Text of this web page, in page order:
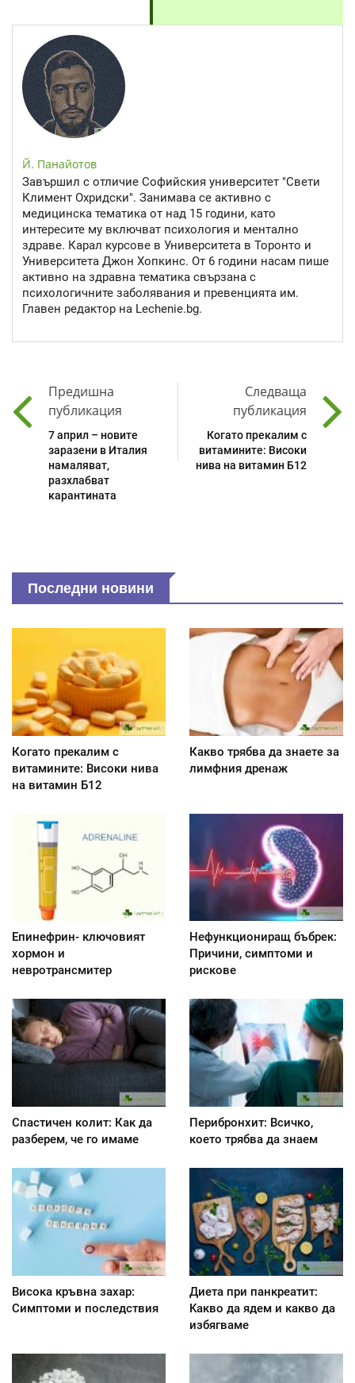
Й. Панайотов
Завършил с отличие Софийския университет "Свети
Климент Охридски". Занимава се активно с
медицинска тематика от над 15 години, като
интересите му включват психология и ментално
здраве. Карал курсове в Университета в Торонто и
Университета Джон Хопкинс. От 6 години насам пише
активно на здравна тематика свързана с
психологичните заболявания и превенцията им.
Главен редактор на Lechenie.bg.
Предишна
публикация
7 април – новите
заразени в Италия
намаляват,
разхлабват
карантината
Следваща
публикация
Когато прекалим с
витамините: Високи
нива на витамин Б12
Последни новини
Когато прекалим с
витамините: Високи нива
на витамин Б12
Какво трябва да знаете за
лимфния дренаж
Епинефрин- ключовият
хормон и
невротрансмитер
Нефункциониращ бъбрек:
Причини, симптоми и
рискове
Спастичен колит: Как да
разберем, че го имаме
Перибронхит: Всичко,
което трябва да знаем
Висока кръвна захар:
Симптоми и последствия
Диета при панкреатит:
Kакво да ядем и какво да
избягваме